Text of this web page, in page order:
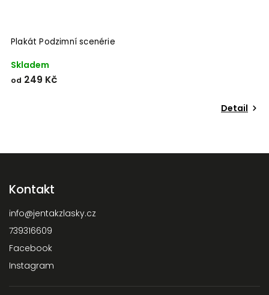
Plakát Podzimní scenérie
Skladem
od 249 Kč
Detail
Kontakt
info@jentakzlasky.cz
739316609
Facebook
Instagram